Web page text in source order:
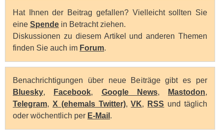
Hat Ihnen der Beitrag gefallen? Vielleicht sollten Sie
eine Spende in Betracht ziehen.
Diskussionen zu diesem Artikel und anderen Themen
finden Sie auch im Forum.
Benachrichtigungen über neue Beiträge gibt es per
Bluesky, Facebook, Google News, Mastodon,
Telegram, X (ehemals Twitter),VK, RSS und täglich
oder wöchentlich per E-Mail .